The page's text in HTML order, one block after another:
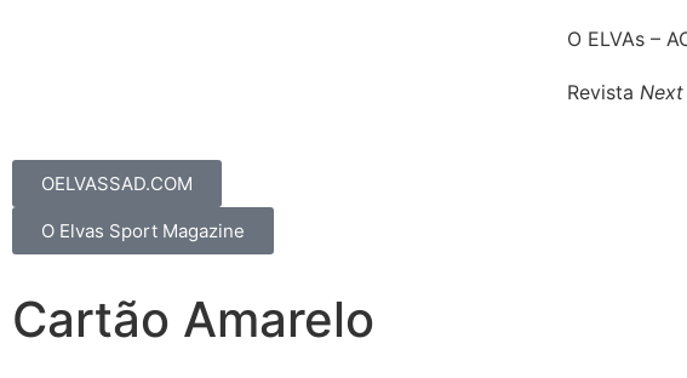
O ELVAs –
Revista Next
OELVASSAD.COM
O Elvas Sport Magazine
Cartão Amarelo